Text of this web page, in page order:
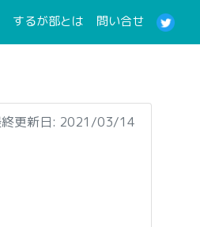
するが部とは (current)
問い合せ(current)
更新日: 2021/03/14